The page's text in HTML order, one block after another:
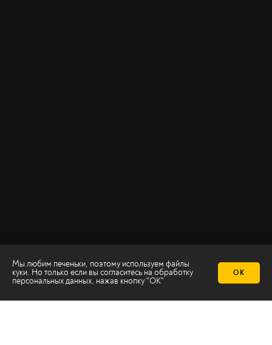
Мы любим печеньки, поэтому используем файлы
куки. Но только если вы согласитесь на обработку
персональных данных, нажав кнопку "ОК"
ОК